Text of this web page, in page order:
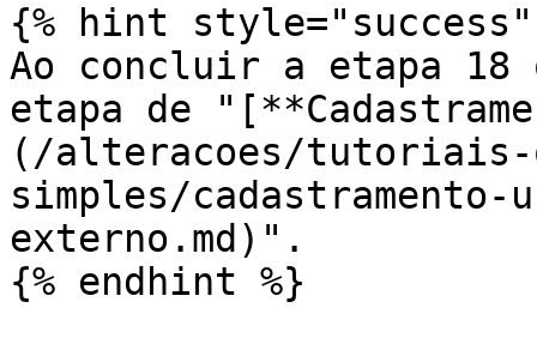
{% hint style="success"
Ao concluir a etapa 18
etapa de
(/alteracoes/
simples/
externo.md)".